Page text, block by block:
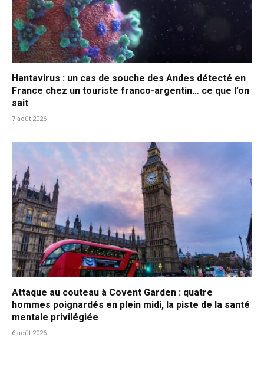
Hantavirus : un cas de souche des Andes détecté en
France chez un touriste franco-argentin… ce que l’on
sait
7 août 2026
Attaque au couteau à Covent Garden : quatre
hommes poignardés en plein midi, la piste de la santé
mentale privilégiée
6 août 2026